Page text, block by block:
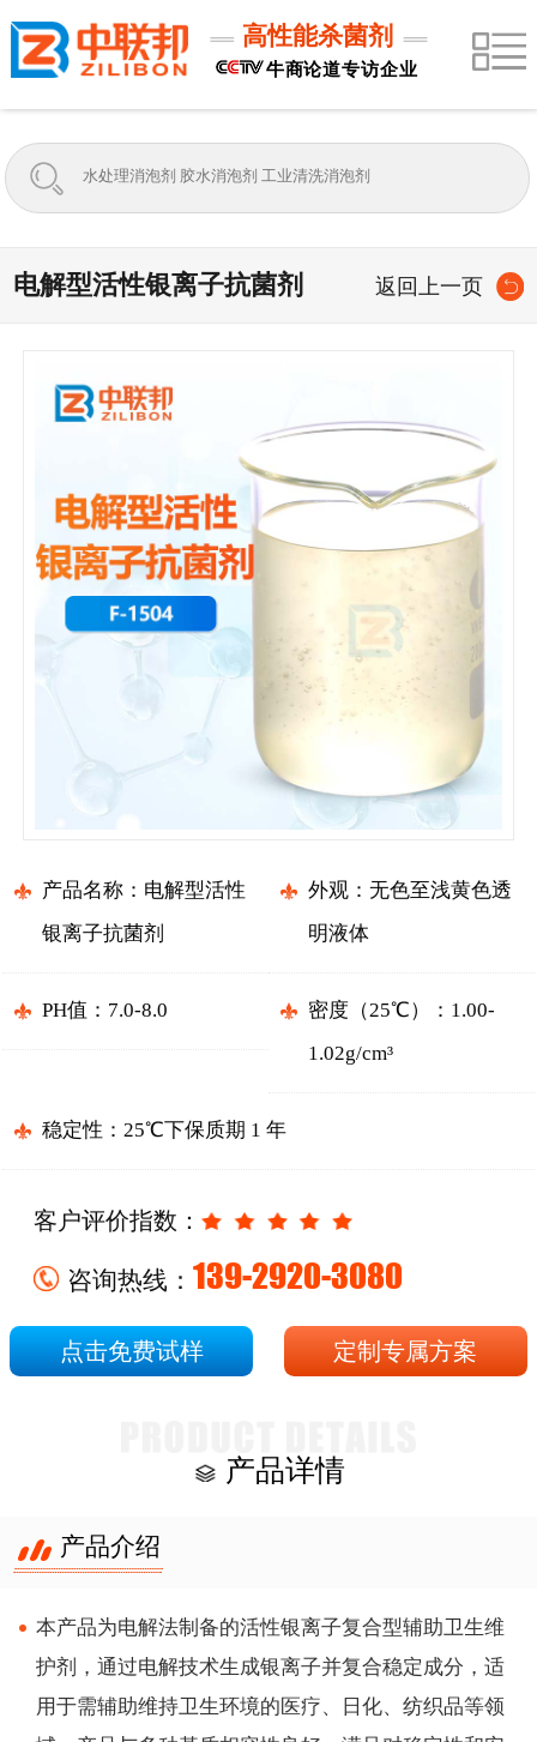
高性能杀菌剂
牛商论道专访企业
电解型活性银离子抗菌剂 返回上一页
产品名称：电解型活性
银离子抗菌剂
外观：无色至浅黄色透
明液体
PH值：7.0-8.0
密度（25℃）：1.00-
1.02g/cm³
稳定性：25℃下保质期 1 年
客户评价指数：
咨询热线： 139-2920-3080
点击免费试样 定制专属方案
产品详情
产品介绍
本产品为电解法制备的活性银离子复合型辅助卫生维
护剂，通过电解技术生成银离子并复合稳定成分，适
用于需辅助维持卫生环境的医疗、日化、纺织品等领